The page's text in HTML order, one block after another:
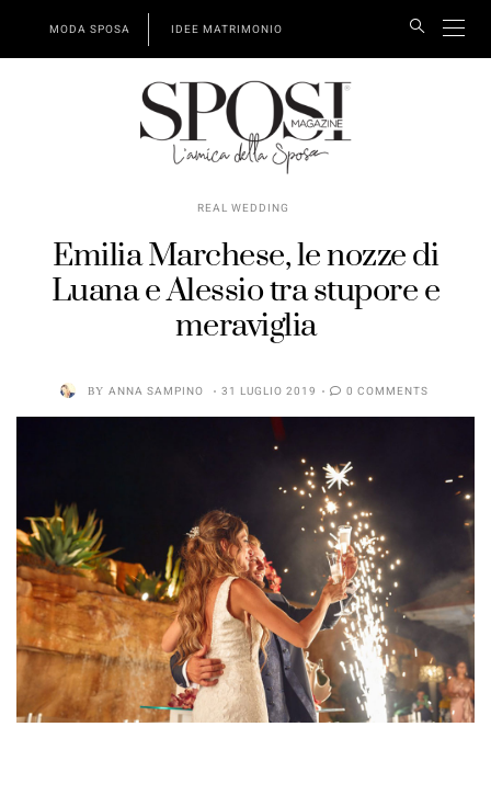
MODA SPOSA IDEE MATRIMONIO
REAL WEDDING
Emilia Marchese, le nozze di
Luana e Alessio tra stupore e
meraviglia
BY ANNA SAMPINO 31 LUGLIO 2019 0 COMMENTS